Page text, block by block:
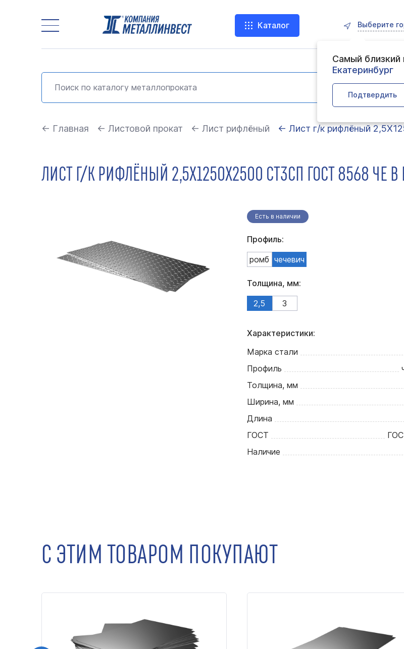
Каталог Выберите
Самый
Екатеринбург
Подтвердить
← Главная ← Листовой прокат ← Лист рифлёный ← Лист г/к рифлёный
ЛИСТ Г/К РИФЛЁНЫЙ 2,5Х1250Х2500 СТ3СП ГОСТ 8568 ЧЕ В
Есть в наличии
Профиль:
ромб чечевич
Толщина, мм:
2,5
3
Характеристики:
Марка стали
Профиль
Толщина, мм
Ширина, мм
Длина
ГОСТ
Наличие
С ЭТИМ ТОВАРОМ ПОКУПАЮТ